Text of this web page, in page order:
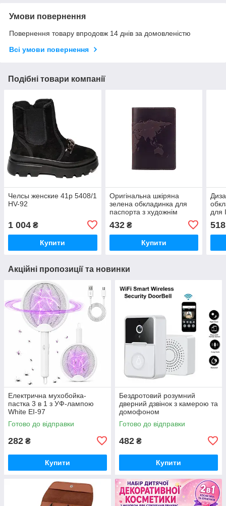
Умови повернення
Повернення товару впродовж 14 днів за домовленістю
Всі умови повернення
Подібні товари компанії
Челсы женские 41р 5408/1
HV-92
1 004 ₴
Купити
Оригінальна шкіряна
зелена обкладинка для
паспорта з художнім
тисненням і відділенням
під банківські картки
432₴
Купити
для
Акційні пропозиції та новинки
Електрична мухобойка-
пастка 3 в 1 з УФ-лампою
White EI-97
Готово до відправки
282 ₴
Купити
Бездротовий розумний
дверний дзвінок з камерою та
домофоном
водонепроникний AE-50
Готово до відправки
482 ₴
Купити